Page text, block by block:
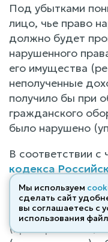
Под убытками
лицо, чье право
должно будет
нарушенного
его имущества
неполученные
получило бы при
гражданского
было нарушено
В соответствии с
кодекса
которое без
правовыми
приобрело или
(приобретатель)
Мы используем
сделать сайт
вы соглашаетесь с
использования